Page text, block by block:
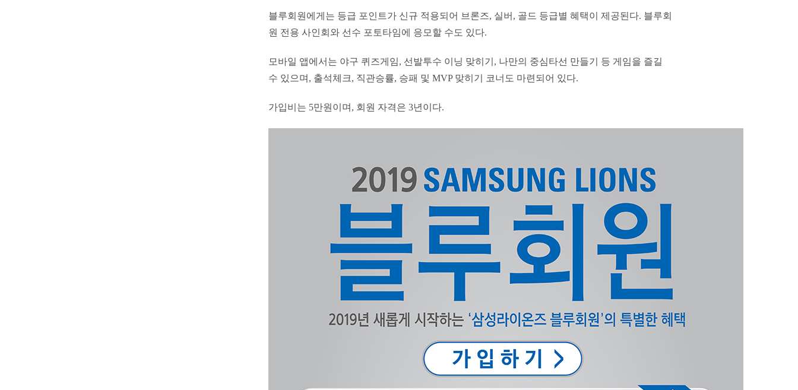
블루회원에게는 등급 포인트가 신규 적용되어 브론즈, 실버, 골드 등급별 혜택이 제공된다. 블루회
원 전용 사인회와 선수 포토타임에 응모할 수도 있다.
모바일 앱에서는 야구 퀴즈게임, 선발투수 이닝 맞히기, 나만의 중심타선 만들기 등 게임을 즐길
수 있으며, 출석체크, 직관승률, 승패 및 MVP 맞히기 코너도 마련되어 있다.
가입비는 5만원이며, 회원 자격은 3년이다.